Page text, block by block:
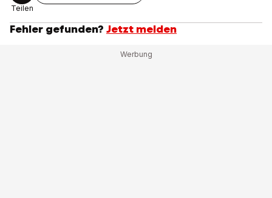
Teilen
Fehler gefunden? Jetzt melden